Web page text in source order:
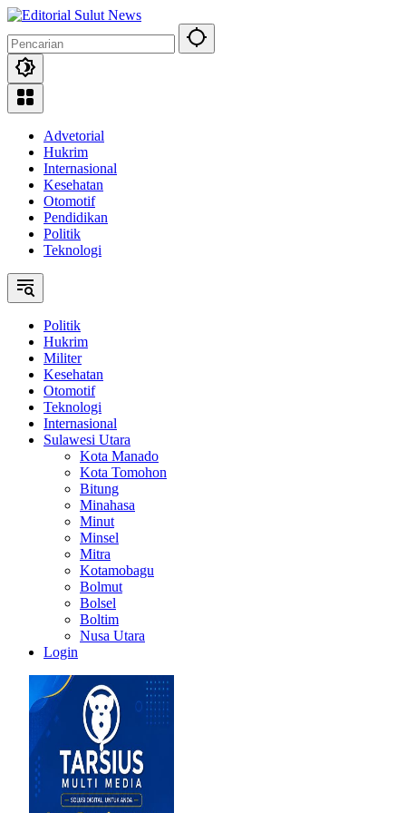
Langsung
konten
Advetorial
Hukrim
Internasional
Kesehatan
Otomotif
Pendidikan
Politik
Teknologi
Politik
Hukrim
Militer
Kesehatan
Otomotif
Teknologi
Internasional
Sulawesi Utara
Kota Manado
Kota Tomohon
Bitung
Minahasa
Minut
Minsel
Mitra
Kotamobagu
Bolmut
Bolsel
Boltim
Nusa Utara
Login